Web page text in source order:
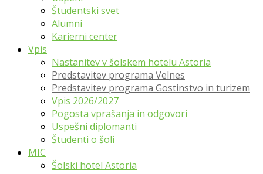
Študentski svet
Alumni
Karierni center
Vpis
Nastanitev v šolskem hotelu Astoria
Predstavitev programa Velnes
Predstavitev programa Gostinstvo in turizem
Vpis 2026/2027
Pogosta vprašanja in odgovori
Uspešni diplomanti
Študenti o šoli
MIC
Šolski hotel Astoria